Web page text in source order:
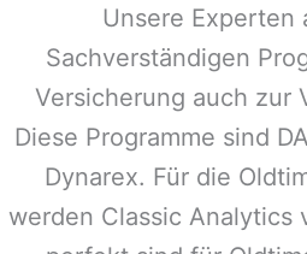
Unsere Experten
Sachverständigen
Versicherung auch zur
Diese Programme sind
Dynarex. Für die
werden Classic Analytics